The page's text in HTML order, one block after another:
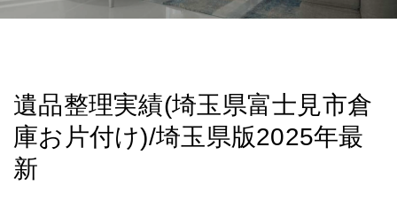
遺品整理実績(埼玉県富士見市倉
庫お片付け)/埼玉県版2025年最
新